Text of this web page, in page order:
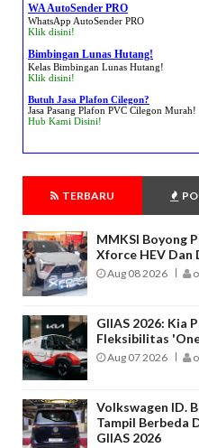
WA AutoSender PRO
WhatsApp AutoSender PRO
Klik disini!
Bimbingan Lunas Hutang!
Kelas Bimbingan Lunas Hutang!
Klik disini!
Butuh Jasa Plafon Cilegon?
Jasa Pasang Plafon PVC Cilegon Murah!
Hub Kami Disini!
TERBARU
MMKSI Boyong
Xforce HEV
Aug 08 2026
GIIAS 2026: Kia
Fleksibilitas
Aug 07 2026
Volkswagen ID.
Tampil Berbeda
GIIAS 2026